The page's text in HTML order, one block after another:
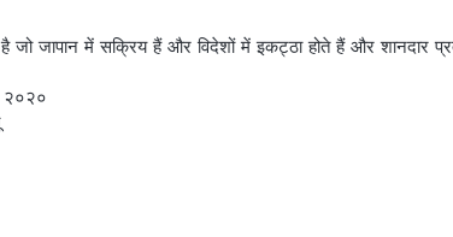
है जो जापान में सक्रिय हैं और विदेशों में इकट्ठा होते हैं और शानदार
२०२०